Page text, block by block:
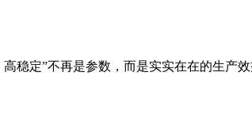
定”不再是参数，而是实实在在的生产效